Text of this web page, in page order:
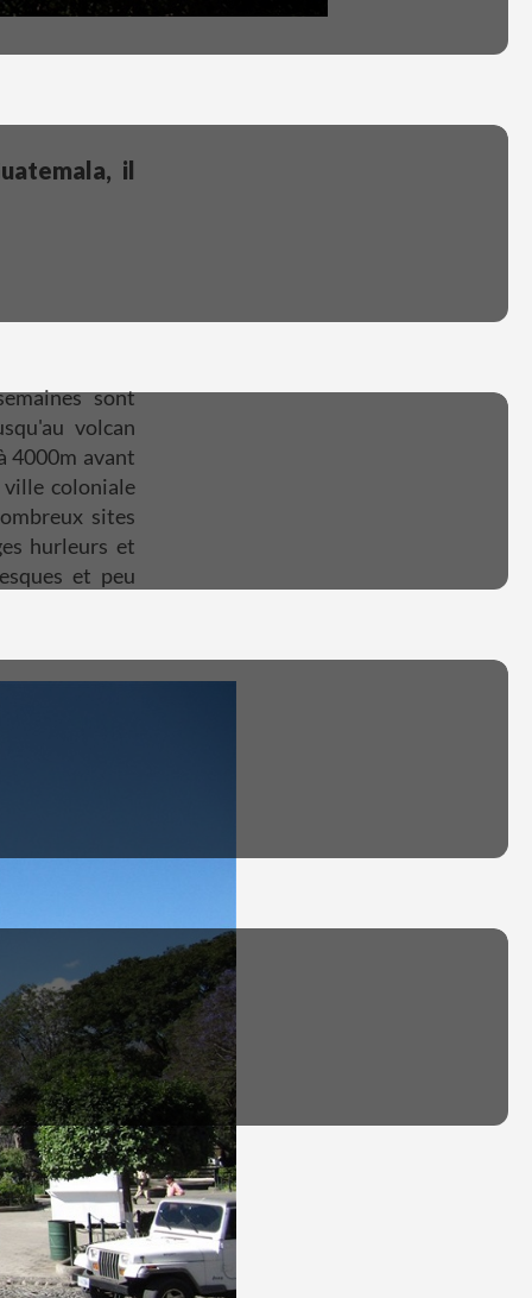
il
sont
volcan
4000m avant
coloniale
sites
hurleurs et
et peu